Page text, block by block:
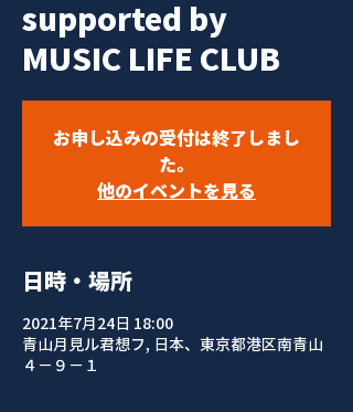
supported by
MUSIC LIFE CLUB
お申し込みの受付は終了しまし
た。
他のイベントを見る
日時・場所
2021年7月24日 18:00
青山月見ル君想フ, 日本、東京都港区南青山
４−９−１